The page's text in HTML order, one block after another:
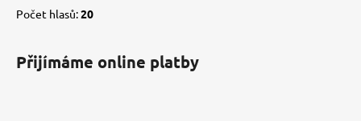
Počet hlasů:20
Přijímáme online platby